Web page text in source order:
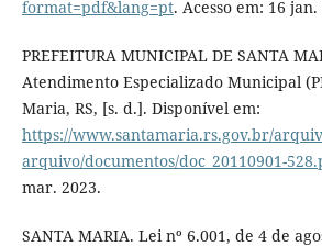
format=pdf&lang=pt. Acesso em: 16 jan.
PREFEITURA MUNICIPAL DE SANTA
Atendimento Especializado Municipal
Maria, RS, [s. d.]. Disponível em:
https://www.santamaria.rs.gov.br/
arquivo/documentos/doc_20110901-
mar. 2023.
SANTA MARIA. Lei nº 6.001, de 4 de